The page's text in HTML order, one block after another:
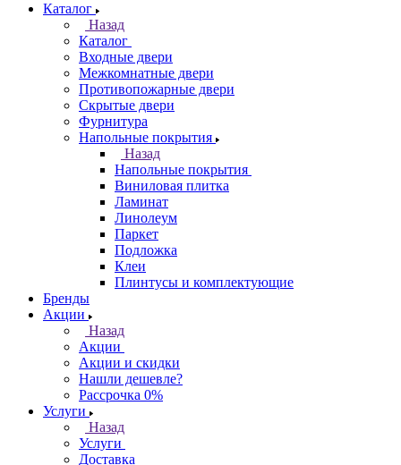
Каталог
Назад
Каталог
Входные двери
Межкомнатные двери
Противопожарные двери
Скрытые двери
Фурнитура
Напольные покрытия
Назад
Напольные покрытия
Виниловая плитка
Ламинат
Линолеум
Паркет
Подложка
Клеи
Плинтусы и комплектующие
Бренды
Акции
Назад
Акции
Акции и скидки
Нашли дешевле?
Рассрочка 0%
Услуги
Назад
Услуги
Доставка